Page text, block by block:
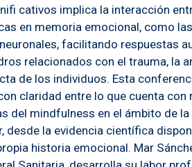
cativos implica la interacción
en memoria emocional, como
facilitando respuestas
relacionados con el trauma, la
de los individuos. Esta
claridad entre lo que cuenta
mindfulness en el ámbito de
la evidencia científica
historia emocional. Mar